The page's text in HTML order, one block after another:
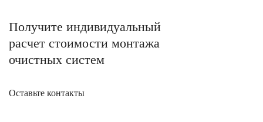
Получите индивидуальный
расчет стоимости монтажа
очистных систем
Оставьте контакты